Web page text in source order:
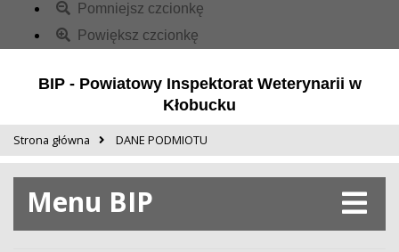
Pomniejsz czcionkę
Powiększ czcionkę
BIP - Powiatowy Inspektorat Weterynarii w
Kłobucku
Strona główna DANE PODMIOTU
Menu BIP